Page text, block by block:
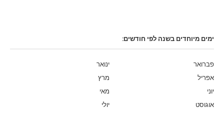
ימים מיוחדים בשנה לפי חודשים:
ינואר
פברואר
מרץ
אפריל
מאי
יוני
יולי
אוגוסט